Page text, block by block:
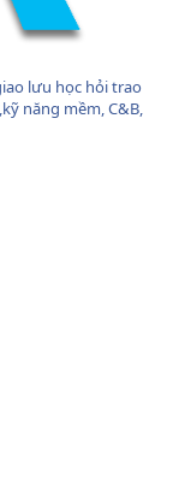
lưu học hỏi trao
năng mềm, C&B,